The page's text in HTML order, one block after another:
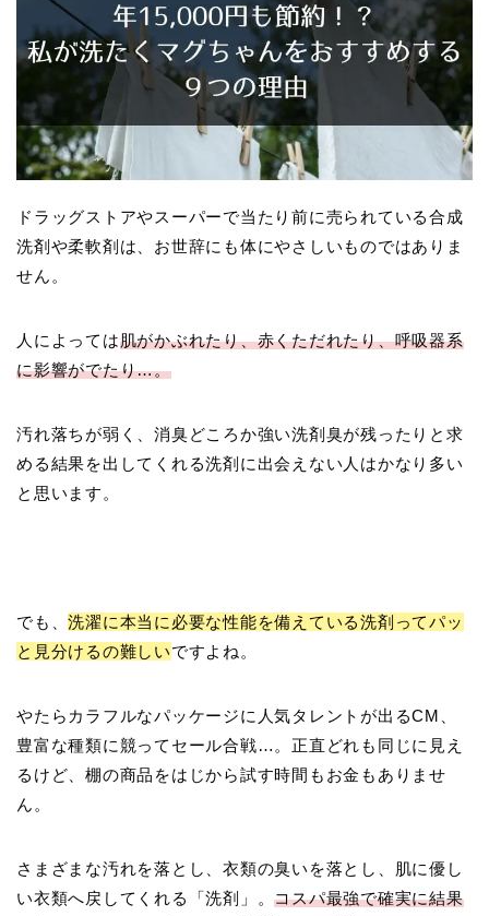
ドラッグストアやスーパーで当たり前に売られている合成
洗剤や柔軟剤は、お世辞にも体にやさしいものではありま
せん。
人によっては肌がかぶれたり、赤くただれたり、呼吸器系
に影響がでたり…。
汚れ落ちが弱く、消臭どころか強い洗剤臭が残ったりと求
める結果を出してくれる洗剤に出会えない人はかなり多い
と思います。
でも、洗濯に本当に必要な性能を備えている洗剤ってパッ
と見分けるの難しいですよね。
やたらカラフルなパッケージに人気タレントが出るCM、
豊富な種類に競ってセール合戦…。正直どれも同じに見え
るけど、棚の商品をはじから試す時間もお金もありませ
ん。
さまざまな汚れを落とし、衣類の臭いを落とし、肌に優し
い衣類へ戻してくれる「洗剤」。コスパ最強で確実に結果